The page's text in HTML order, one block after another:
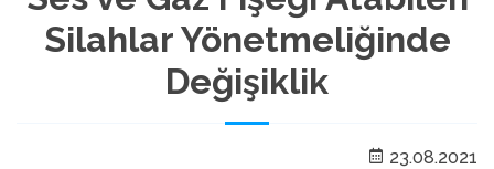
Silahlar Yönetmeliğinde
Değişiklik
23.08.2021